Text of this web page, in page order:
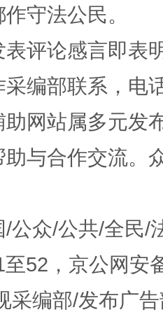
守法公民。
评论感言即表
编部联系，电
网站属多元发
与合作交流。
/公众/公共/全民/
52，京公网安
采编部/发布广